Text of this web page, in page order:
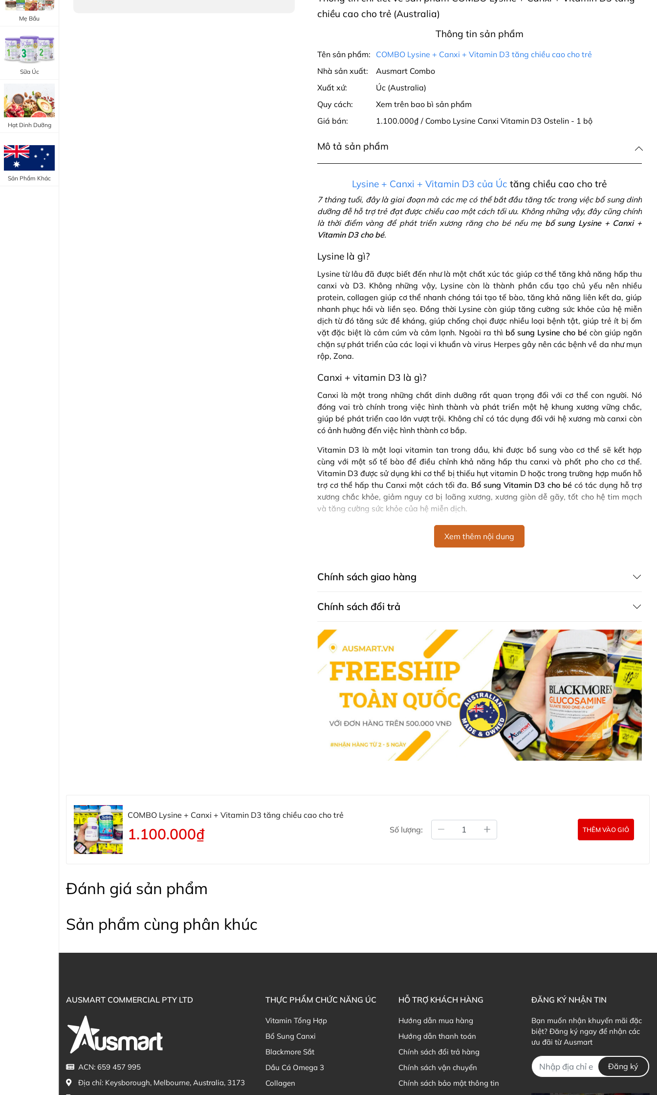
Mẹ Bầu
Sữa Úc
Hạt Dinh Dưỡng
Sản Phẩm Khác
chiều cao cho trẻ (Australia)
Thông tin sản phẩm
Tên sản phẩm:
COMBO Lysine + Canxi + Vitamin D3 tăng chiều cao cho trẻ
Nhà sản xuất:
Ausmart Combo
Xuất xứ:
Úc (Australia)
Quy cách:
Xem trên bao bì sản phẩm
Giá bán:
1.100.000₫ / Combo Lysine Canxi Vitamin D3 Ostelin - 1 bộ
Mô tả sản phẩm
Lysine + Canxi + Vitamin D3 của Úc tăng chiều cao cho trẻ
7 tháng tuổi, đây là giai đoạn mà các mẹ có thể bắt đầu tăng tốc trong việc bổ sung dinh
dưỡng đễ hỗ trợ trẻ đạt được chiều cao một cách tối ưu. Không những vậy, đây cũng chính
là thời điểm vàng để phát triển xương răng cho bé nếu mẹ bổ sung Lysine + Canxi +
Vitamin D3 cho bé.
Lysine là gì?
Lysine từ lâu đã được biết đến như là một chất xúc tác giúp cơ thể tăng khả năng hấp thu
canxi và D3. Không những vậy, Lysine còn là thành phần cấu tạo chủ yếu nên nhiều
protein, collagen giúp cơ thể nhanh chóng tái tạo tế bào, tăng khả năng liên kết da, giúp
nhanh phục hồi và liền sẹo. Đồng thời Lysine còn giúp tăng cường sức khỏe của hệ miễn
dịch từ đó tăng sức đề kháng, giúp chống chọi được nhiều loại bệnh tật, giúp trẻ ít bị ốm
vặt đặc biệt là cảm cúm và cảm lạnh. Ngoài ra thì bổ sung Lysine cho bé còn giúp ngăn
chặn sự phát triển của các loại vi khuẩn và virus Herpes gây nên các bệnh về da như mụn
rộp, Zona.
Canxi + vitamin D3 là gì?
Canxi là một trong những chất dinh dưỡng rất quan trọng đối với cơ thể con người. Nó
đóng vai trò chính trong việc hình thành và phát triển một hệ khung xương vững chắc,
giúp bé phát triển cao lớn vượt trội. Không chỉ có tác dụng đối với hệ xương mà canxi còn
có ảnh hưởng đến việc hình thành cơ bắp.
Vitamin D3 là một loại vitamin tan trong dầu, khi được bổ sung vào cơ thể sẽ kết hợp
cùng với một số tế bào để điều chỉnh khả năng hấp thu canxi và phốt pho cho cơ thể.
Vitamin D3 được sử dụng khi cơ thể bị thiếu hụt vitamin D hoặc trong trường hợp muốn hỗ
trợ cơ thể hấp thu Canxi một cách tối đa. Bổ sung Vitamin D3 cho bé có tác dụng hỗ trợ
xương chắc khỏe, giảm nguy cơ bị loãng xương, xương giòn dễ gãy, tốt cho hệ tim mạch
và tăng cường sức khỏe của hệ miễn dịch.
tăng chiều cao của Úc và Canxi Ostelin cho bé Kids Calcium &
Vitamin D3 là bộ 2 sản phẩm bổ sung Lysine + Canxi + Vitamin D3 cho bé giúp hỗ trợ
Bio Island Lysine Step Up For Youth là gì
Bio Island Lysine Step Up For Youth
60 viên của Úc là sản phẩm giúp bổ sung Lysine cho
bên trong thức ăn từ đó giúp trẻ phát triển một cách cao lớn và khỏe mạnh hơn hỗ trợ
phát triển chiều cao.
Sản phẩm được điều chế đặc biệt dành riêng cho tất cả các bé đã và đang có dấu hiệu
chậm lớn, lười ăn,biếng ăn, còi cọc, phát triển kém không đúng với độ tuổi, hoặc dùng cho
thanh thiếu niên muốn tăng chiều cao, sức khỏe và sức đề kháng.
Công dụng của Lysine Bio Island
Bio Island Lysine Step Up được thiết kế với các công dụng hiệu quả như bên dưới:
Bổ sung hàm lượng Lysine lên đến 250mg cần thiết cho cơ thể phát triển một cách
hạn chế tình trạng ốm vặt.
Ngăn chặn sự hình thành và phát triển của vi khuẩn, virus gây nguy cơ mắc bệnh
Bé bị trí tuệ, phát triển kém không nhanh nhẹn, linh dộng, sáng tạo và linh hoạt
Bé dễ mệt mỏi, khó chịu, hay cáu gắt và dễ bị kích động
Bé có dấu hiệu như mắt bị đỏ ngầu hay thiếu máu
– 8 tuổi: nên dùng 1 viên mỗi ngày.
Trẻ từ 9 tuổi đến 13 tuổi: nên dùng 2 viên mỗi ngày.
Xem thêm nội dung
Chính sách giao hàng
Chính sách đổi trả
COMBO Lysine + Canxi + Vitamin D3 tăng chiều cao cho trẻ
1.100.000₫ Số lượng: THÊM VÀO GIỎ
Đánh giá sản phẩm
Sản phẩm cùng phân khúc
AUSMART COMMERCIAL PTY LTD
ACN: 659 457 995
Địa chỉ: Keysborough, Melbourne, Australia, 3173
THỰC PHẨM CHỨC NĂNG ÚC
Vitamin Tổng Hợp
Bổ Sung Canxi
Blackmore Sắt
Dầu Cá Omega 3
Collagen
HỖ TRỢ KHÁCH HÀNG
Hướng dẫn mua hàng
Hướng dẫn thanh toán
Chính sách đổi trả hàng
Chính sách vận chuyển
Chính sách bảo mật thông tin
ĐĂNG KÝ NHẬN TIN
Bạn muốn nhận khuyến mãi đặc
biệt? Đăng ký ngay để nhận các
ưu đãi từ Ausmart
Đăng ký